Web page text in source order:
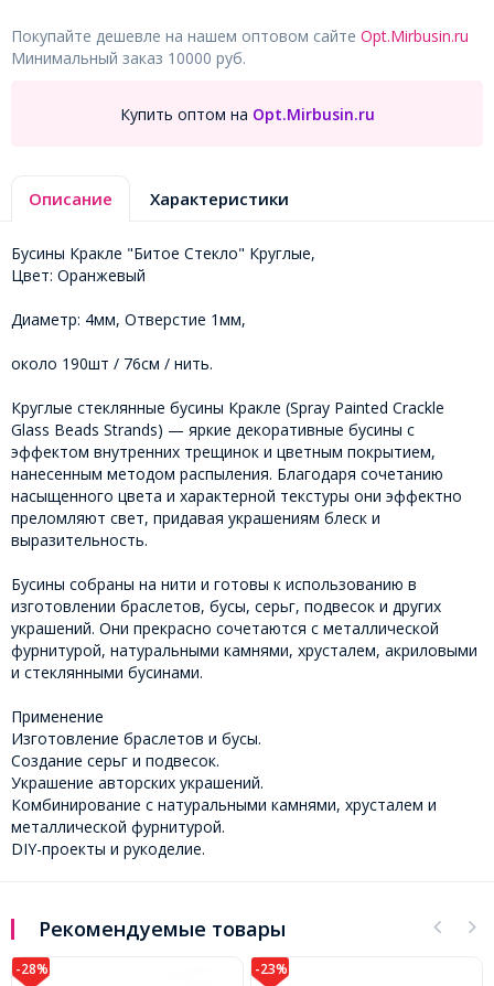
Покупайте дешевле на нашем оптовом сайте Opt.Mirbusin.ru
Минимальный заказ 10000 руб.
Купить оптом на Opt.Mirbusin.ru
Описание Характеристики
Бусины Кракле "Битое Стекло" Круглые,
Цвет: Оранжевый
Диаметр: 4мм, Отверстие 1мм,
около 190шт / 76см / нить.
Круглые стеклянные бусины Кракле (Spray Painted Crackle
Glass Beads Strands) — яркие декоративные бусины с
эффектом внутренних трещинок и цветным покрытием,
нанесенным методом распыления. Благодаря сочетанию
насыщенного цвета и характерной текстуры они эффектно
преломляют свет, придавая украшениям блеск и
выразительность.
Бусины собраны на нити и готовы к использованию в
изготовлении браслетов, бусы, серьг, подвесок и других
украшений. Они прекрасно сочетаются с металлической
фурнитурой, натуральными камнями, хрусталем, акриловыми
и стеклянными бусинами.
Применение
Изготовление браслетов и бусы.
Создание серьг и подвесок.
Украшение авторских украшений.
Комбинирование с натуральными камнями, хрусталем и
металлической фурнитурой.
DIY-проекты и рукоделие.
Рекомендуемые товары
-23% -25%